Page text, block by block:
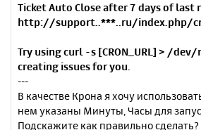
Ticket Auto Close after 7 days of last
http://support..***..ru/index.php/
Try using curl -s [CRON_URL] > /
creating issues for you.
---
В качестве Крона я хочу
нем указаны Минуты, Часы для
Подскажите как правильно сделать?